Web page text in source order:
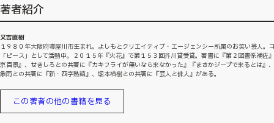
著者紹介
又吉直樹
１９８０年大阪府寝屋川市生まれ。よしもとクリエイティブ・エージェンシー所属のお笑い芸人。
「ピース」として活動中。２０１５年『火花』で第１５３回芥川賞受賞。著書に『第２図書係補佐
京百景』、せきしろとの共著に『カキフライが無いなら来なかった』『まさかジープで来るとは』
象雨との共著に『新・四字熟語』、堀本裕樹との共著に『芸人と俳人』がある。
この著者の他の書籍を見る